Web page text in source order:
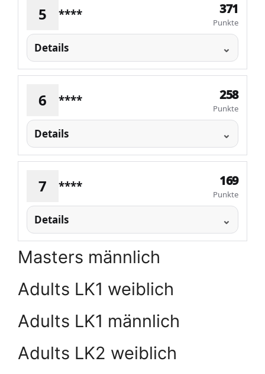
5 **** 371
Punkte
Details
6 **** 258
Punkte
Details
7 **** 169
Punkte
Details
Masters männlich
Adults LK1 weiblich
Adults LK1 männlich
Adults LK2 weiblich